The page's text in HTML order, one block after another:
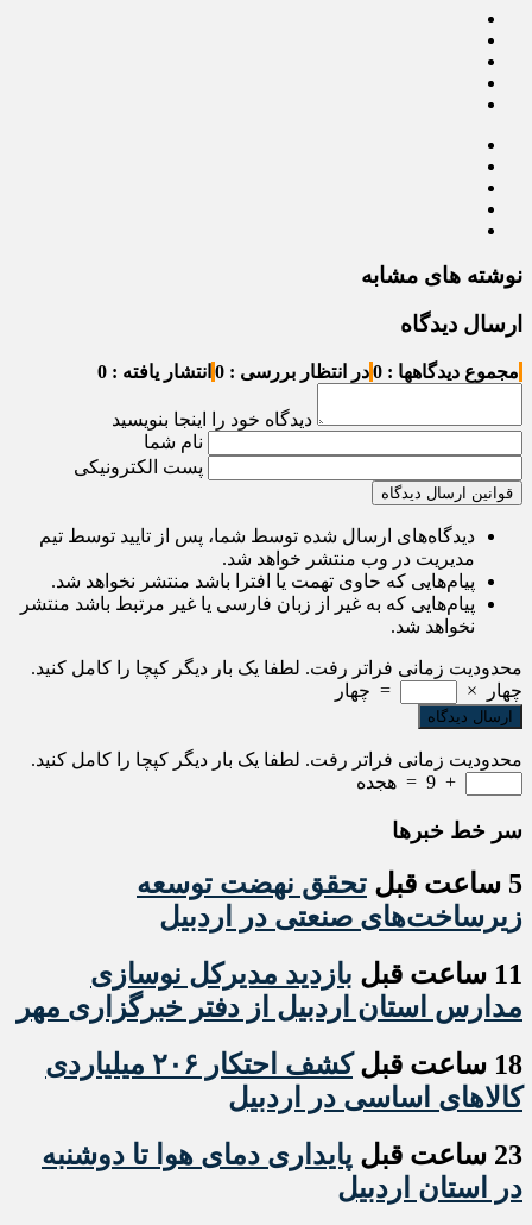
نوشته های مشابه
ارسال دیدگاه
مجموع دیدگاهها : 0 در انتظار بررسی : 0 انتشار یافته : 0
دیدگاه خود را اینجا بنویسید
نام شما
پست الکترونیکی
قوانین ارسال دیدگاه
دیدگاه‌های ارسال شده توسط شما، پس از تایید توسط تیم
مدیریت در وب منتشر خواهد شد.
پیام‌هایی که حاوی تهمت یا افترا باشد منتشر نخواهد شد.
پیام‌هایی که به غیر از زبان فارسی یا غیر مرتبط باشد منتشر
نخواهد شد.
محدودیت زمانی فراتر رفت. لطفا یک بار دیگر کپچا را کامل کنید.
چهار
×
= چهار
محدودیت زمانی فراتر رفت. لطفا یک بار دیگر کپچا را کامل کنید.
+
9
= هجده
سر خط خبرها
5 ساعت قبل
تحقق نهضت توسعه
زیرساخت‌های صنعتی در اردبیل
11 ساعت قبل
بازدید مدیرکل نوسازی
مدارس استان اردبیل از دفتر خبرگزاری مهر
18 ساعت قبل
کشف احتکار ۲۰۶ میلیاردی
کالاهای اساسی در اردبیل
23 ساعت قبل
پایداری دمای هوا تا دوشنبه
در استان اردبیل